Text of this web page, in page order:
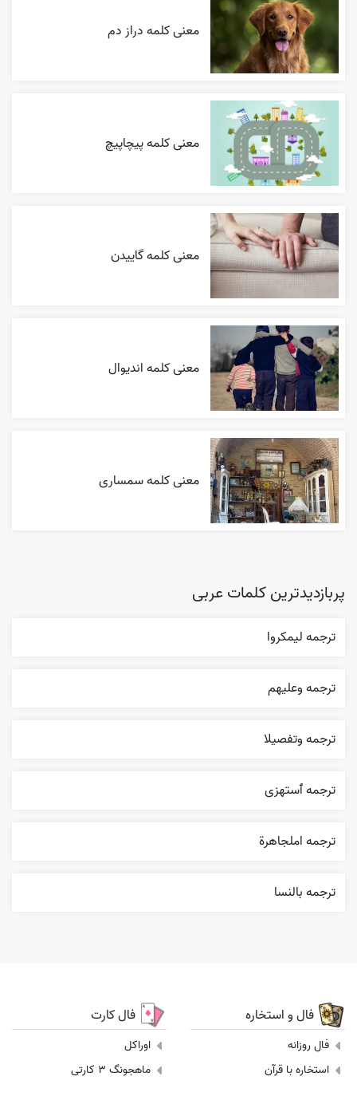
معنی کلمه دراز دم
معنی کلمه پیچاپیچ
معنی کلمه گاییدن
معنی کلمه اندیوال
معنی کلمه سمساری
پربازدیدترین کلمات عربی
ترجمه ليمکروا
ترجمه وعليهم
ترجمه وتفصيلا
ترجمه ٱستهزی
ترجمه املجاهرة
ترجمه بالنسا
فال و استخاره
فال روزانه
استخاره با قرآن
فال کارت
اوراکل
ماهجونگ 3 کارتی